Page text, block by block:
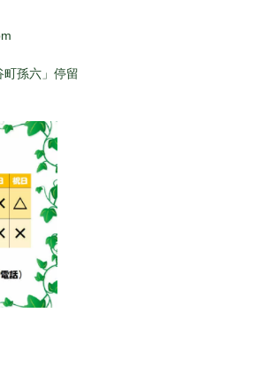
孫六」停留